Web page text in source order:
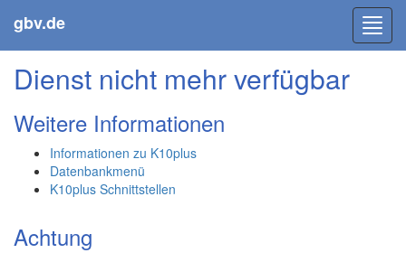
gbv.de
Dienst nicht mehr verfügbar
Weitere Informationen
Informationen zu K10plus
Datenbankmenü
K10plus Schnittstellen
Achtung